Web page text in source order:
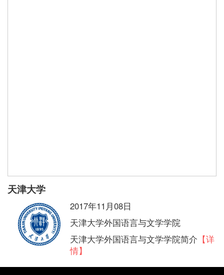
天津大学
2017年11月08日
天津大学外国语言与文学学院
天津大学外国语言与文学学院简介 【详
情】